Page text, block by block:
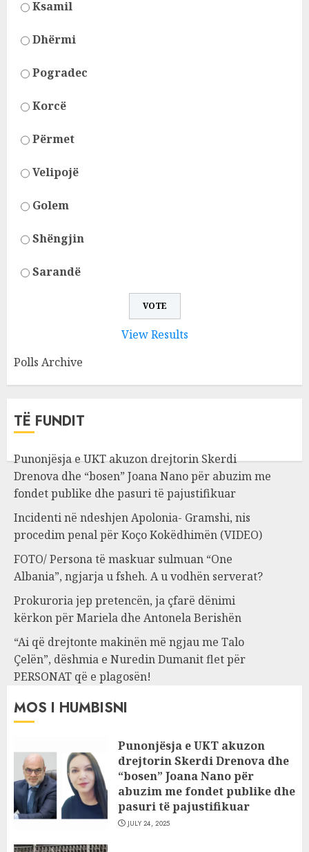
Ksamil
Dhërmi
Pogradec
Korcë
Përmet
Velipojë
Golem
Shëngjin
Sarandë
View Results
Polls Archive
TË FUNDIT
Punonjësja e UKT akuzon drejtorin Skerdi
Drenova dhe “bosen” Joana Nano për abuzim me
fondet publike dhe pasuri të pajustifikuar
Incidenti në ndeshjen Apolonia- Gramshi, nis
procedim penal për Koço Kokëdhimën (VIDEO)
FOTO/ Persona të maskuar sulmuan “One
Albania”, ngjarja u fsheh. A u vodhën serverat?
Prokuroria jep pretencën, ja çfarë dënimi
kërkon për Mariela dhe Antonela Berishën
“Ai që drejtonte makinën më ngjau me Talo
Çelën”, dëshmia e Nuredin Dumanit flet për
PERSONAT që e plagosën!
MOS I HUMBISNI
Punonjësja e UKT akuzon
drejtorin Skerdi Drenova dhe
“bosen” Joana Nano për
abuzim me fondet publike dhe
pasuri të pajustifikuar
JULY 24, 2025